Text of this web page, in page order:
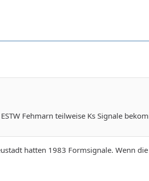
Fehmarn teilweise Ks Signale
hatten 1983 Formsignale. Wenn